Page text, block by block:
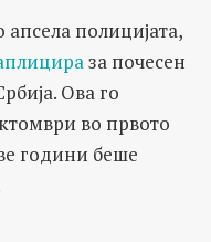
апсела полицијата,
за почесен
Ова го
во првото
години беше